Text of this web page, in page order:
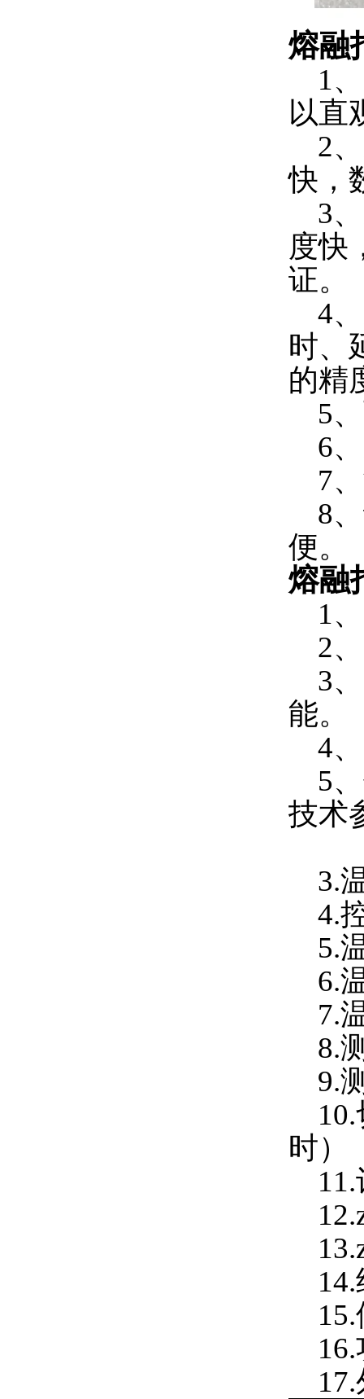
熔融
1、
以直
2、
快，
3、
度快
证。
4、
时、
的精
5、
6、
7、
8、
便。
熔融
1、
2、
3、
能。
4、
5、
技术
3.
4.
5.
6.
7.
8.
9.
10.
时）
11.
14.
15.
16.
17.